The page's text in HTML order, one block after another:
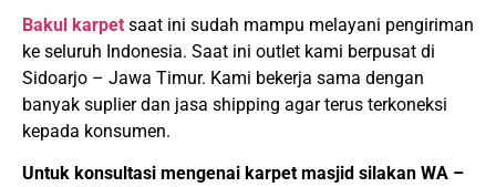
Bakul karpet saat ini sudah mampu melayani pengiriman
ke seluruh Indonesia. Saat ini outlet kami berpusat di
Sidoarjo – Jawa Timur. Kami bekerja sama dengan
banyak suplier dan jasa shipping agar terus terkoneksi
kepada konsumen.
Untuk konsultasi mengenai karpet masjid silakan WA –